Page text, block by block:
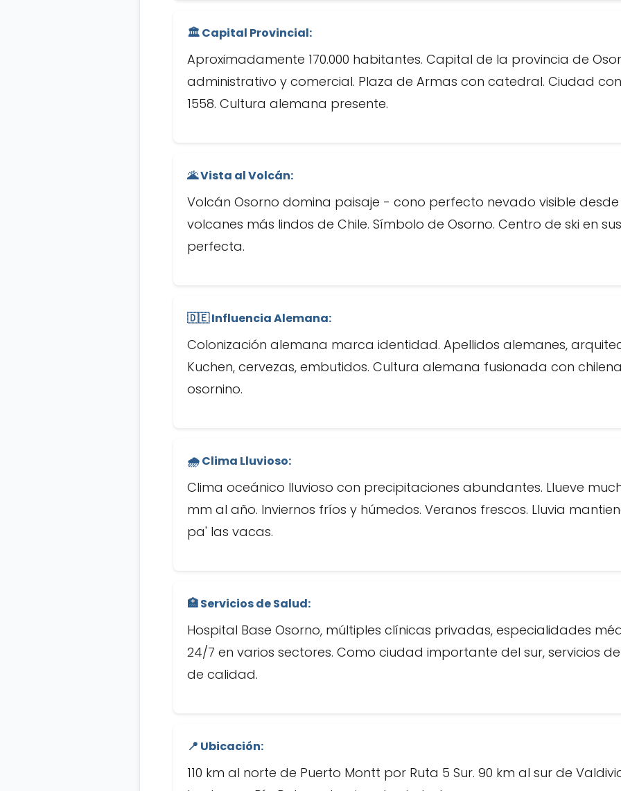
🏛️ Capital Provincial:
Aproximadamente 170.000 habitantes. Capital de la provincia de
administrativo y comercial. Plaza de Armas con catedral. Ciudad
1558. Cultura alemana presente.
🌋 Vista al Volcán:
Volcán Osorno domina paisaje - cono perfecto nevado visible
volcanes más lindos de Chile. Símbolo de Osorno. Centro de ski en
perfecta.
🇩🇪 Influencia Alemana:
Colonización alemana marca identidad. Apellidos alemanes,
Kuchen, cervezas, embutidos. Cultura alemana fusionada con
osornino.
🌧️ Clima Lluvioso:
Clima oceánico lluvioso con precipitaciones abundantes. Llueve
mm al año. Inviernos fríos y húmedos. Veranos frescos. Lluvia
pa' las vacas.
🏥 Servicios de Salud:
Hospital Base Osorno, múltiples clínicas privadas, especialidades
24/7 en varios sectores. Como ciudad importante del sur, servicios
de calidad.
📍 Ubicación:
110 km al norte de Puerto Montt por Ruta 5 Sur. 90 km al sur de